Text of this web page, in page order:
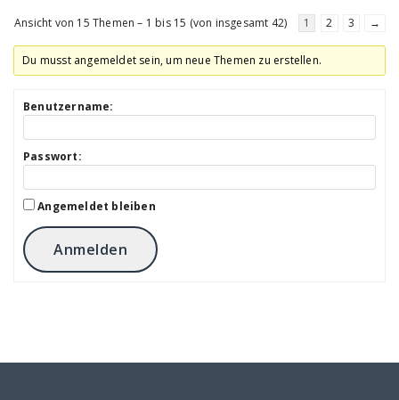
Ansicht von 15 Themen – 1 bis 15 (von insgesamt 42) 1 2 3 →
Du musst angemeldet sein, um neue Themen zu erstellen.
Benutzername:
Passwort:
Angemeldet bleiben
Anmelden